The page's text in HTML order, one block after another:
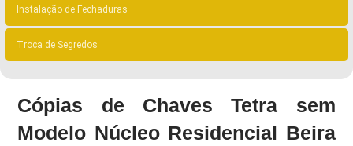
Instalação de Fechaduras
Troca de Segredos
Cópias de Chaves Tetra sem
Modelo Núcleo Residencial Beira